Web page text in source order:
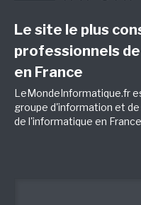
Le site le plus
professionnels de
en France
LeMondeInformatique.fr
groupe d'information et
de l'informatique en